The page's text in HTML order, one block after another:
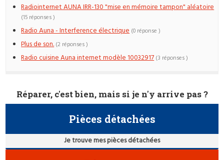
Radiointernet AUNA IRR-130 "mise en mémoire tampon" aléatoire
(15 réponses )
Radio Auna - Interference électrique (0 réponse )
Plus de son. (2 réponses )
Radio cuisine Auna internet modèle 10032917 (3 réponses )
Réparer, c'est bien, mais si je n'y arrive pas ?
Pièces détachées
Je trouve mes pièces détachées